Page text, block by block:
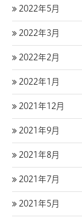
2022年5月
2022年3月
2022年2月
2022年1月
2021年12月
2021年9月
2021年8月
2021年7月
2021年5月